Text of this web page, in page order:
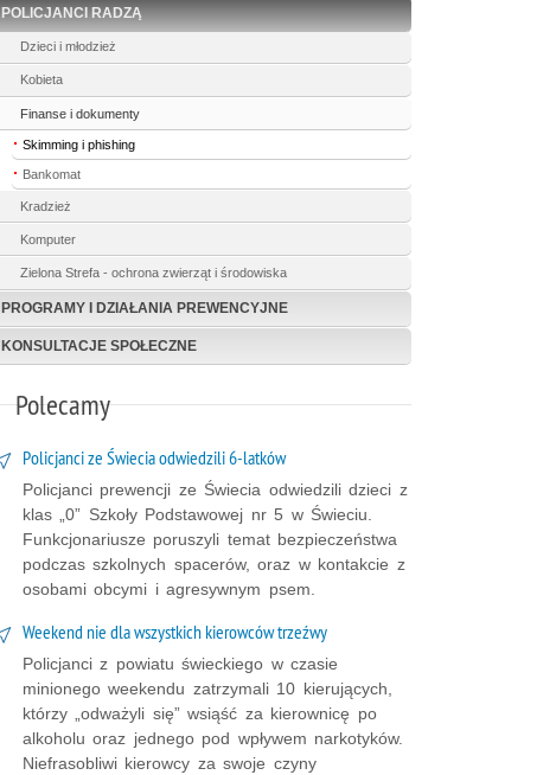
POLICJANCI RADZĄ
Dzieci i młodzież
Kobieta
Finanse i dokumenty
Skimming i phishing
Bankomat
Kradzież
Komputer
Zielona Strefa - ochrona zwierząt i środowiska
PROGRAMY I DZIAŁANIA PREWENCYJNE
KONSULTACJE SPOŁECZNE
Polecamy
Policjanci ze Świecia odwiedzili 6-latków
Policjanci prewencji ze Świecia odwiedzili dzieci z
klas „0” Szkoły Podstawowej nr 5 w Świeciu.
Funkcjonariusze poruszyli temat bezpieczeństwa
podczas szkolnych spacerów, oraz w kontakcie z
osobami obcymi i agresywnym psem.
Weekend nie dla wszystkich kierowców trzeźwy
Policjanci z powiatu świeckiego w czasie
minionego weekendu zatrzymali 10 kierujących,
którzy „odważyli się” wsiąść za kierownicę po
alkoholu oraz jednego pod wpływem narkotyków.
Niefrasobliwi kierowcy za swoje czyny